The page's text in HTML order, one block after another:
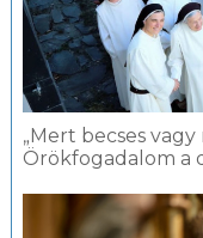
„Mert becses
Örökfogadalom a